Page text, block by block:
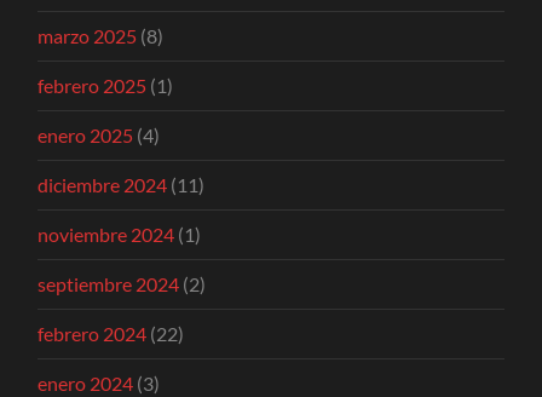
marzo 2025 (8)
febrero 2025 (1)
enero 2025 (4)
diciembre 2024 (11)
noviembre 2024 (1)
septiembre 2024 (2)
febrero 2024 (22)
enero 2024 (3)